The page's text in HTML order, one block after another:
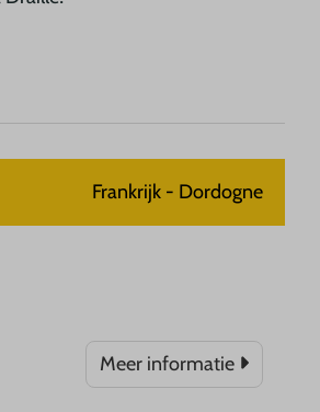
Frankrijk - Dordogne
Meer informatie